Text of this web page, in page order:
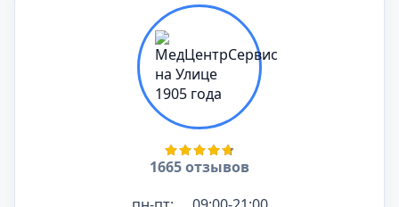
1665 отзывов